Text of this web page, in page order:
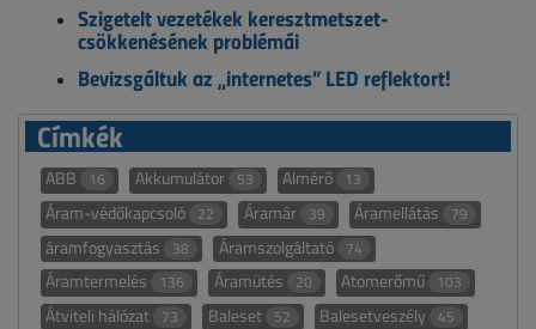
Szigetelt vezetékek keresztmetszet-
csökkenésének problémái
Bevizsgáltuk az „internetes” LED reflektort!
Címkék
ABB 16 Akkumulátor 53 Almérő 13
Áram-védőkapcsoló 22 Áramár 39 Áramellátás 79
áramfogyasztás 38 Áramszolgáltató 74
Áramtermelés 136 Áramütés 20 Atomerőmű 103
Átviteli hálózat 73 Baleset 52 Balesetveszély 45